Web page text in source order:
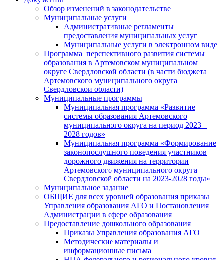
Обзор изменений в законодательстве
Муниципальные услуги
Административные регламенты
предоставления муниципальных услуг
Муниципальные услуги в электронном виде
Программа перспективного развития системы
образования в Артемовском муниципальном
округе Свердловской области (в части бюджета
Артемовского муниципального округа
Свердловской области)
Муниципальные программы
Муниципальная программа «Развитие
системы образования Артемовского
муниципального округа на период 2023 –
2028 годов»
Муниципальная программа «Формирование
законопослушного поведения участников
дорожного движения на территории
Артемовского муниципального округа
Свердловской области на 2023-2028 годы»
Муниципальное задание
ОБЩИЕ для всех уровней образования приказы
Управления образования АГО и Постановления
Администрации в сфере образования
Предоставление дошкольного образования
Приказы Управления образования АГО
Методические материалы и
информационные письма